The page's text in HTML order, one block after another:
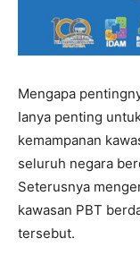
Mengapa
Ianya penting
kemampanan
seluruh negara
Seterusnya
kawasan PBT
tersebut.